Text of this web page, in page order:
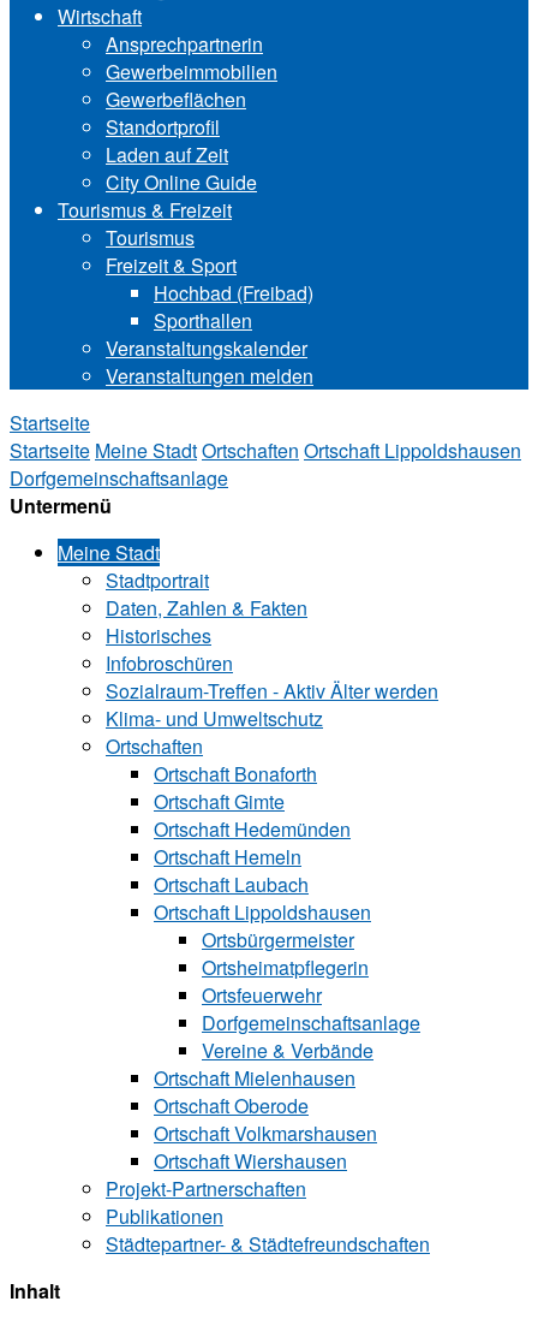
Wirtschaft
Ansprechpartnerin
Gewerbeimmobilien
Gewerbeflächen
Standortprofil
Laden auf Zeit
City Online Guide
Tourismus & Freizeit
Tourismus
Freizeit & Sport
Hochbad (Freibad)
Sporthallen
Veranstaltungskalender
Veranstaltungen melden
Startseite
Startseite Meine StadtOrtschaften Ortschaft Lip‍polds‍hau‍sen
Dorfgemeinschaftsanlage
Untermenü
Meine Stadt
Stadtportrait
Daten, Zahlen & Fakten
Historisches
Infobroschüren
Sozialraum-Treffen - Aktiv Älter werden
Klima- und Umweltschutz
Ortschaften
Ortschaft Bonaforth
Ortschaft Gimte
Ortschaft Hedemünden
Ortschaft Hemeln
Ortschaft Laubach
Ortschaft Lip‍polds‍hau‍sen
Ortsbürgermeister
Ortsheimatpflegerin
Ortsfeuerwehr
Dorfgemeinschaftsanlage
Vereine & Verbände
Ortschaft Mielenhausen
Ortschaft Oberode
Ortschaft Volk‍mars‍hau‍sen
Ortschaft Wiershausen
Projekt-Partnerschaften
Publikationen
Städtepartner- & Städtefreundschaften
Inhalt